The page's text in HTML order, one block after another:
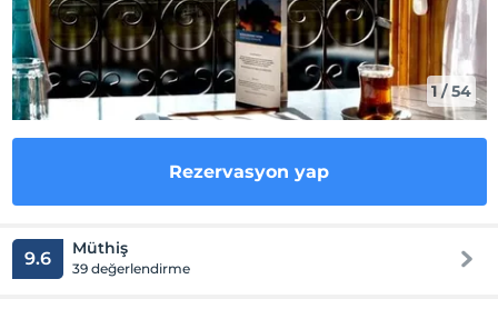
1 /54
Rezervasyon yap
9.6 Müthiş
39 değerlendirme